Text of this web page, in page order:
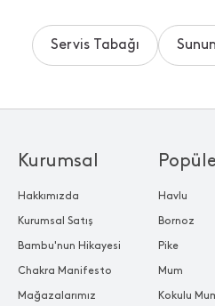
Servis Tabağı
Havlu
Bornoz
Pike
Mum
Kokulu
Kurumsal
Hakkımızda
Kurumsal Satış
Bambu'nun Hikayesi
Chakra Manifesto
Mağazalarımız